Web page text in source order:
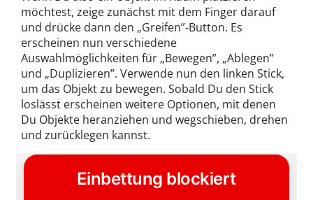
möchtest, zeige zunächst mit dem Finger darauf
und drücke dann den „Greifen”-Button. Es
erscheinen nun verschiedene
Auswahlmöglichkeiten für „Bewegen”, „Ablegen”
und „Duplizieren”. Verwende nun den linken Stick,
um das Objekt zu bewegen. Sobald Du den Stick
loslässt erscheinen weitere Optionen, mit denen
Du Objekte heranziehen und wegschieben, drehen
und zurücklegen kannst.